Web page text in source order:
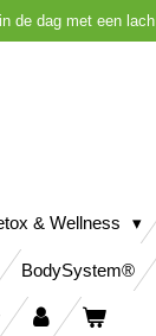
de dag met een lach
& Wellness
BodySystem®